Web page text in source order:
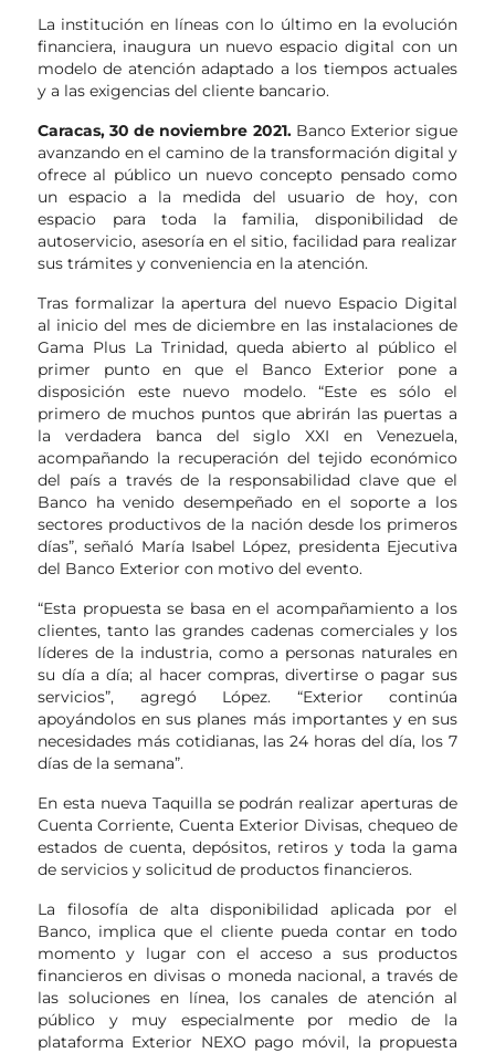
La institución en líneas con lo último en la evolución
financiera, inaugura un nuevo espacio digital con un
modelo de atención adaptado a los tiempos actuales
y a las exigencias del cliente bancario.
Caracas, 30 de noviembre 2021.Banco Exterior sigue
avanzando en el camino de la transformación digital y
ofrece al público un nuevo concepto pensado como
un espacio a la medida del usuario de hoy, con
espacio para toda la familia, disponibilidad de
autoservicio, asesoría en el sitio, facilidad para realizar
sus trámites y conveniencia en la atención.
Tras formalizar la apertura del nuevo Espacio Digital
al inicio del mes de diciembre en las instalaciones de
Gama Plus La Trinidad, queda abierto al público el
primer punto en que el Banco Exterior pone a
disposición este nuevo modelo. “Este es sólo el
primero de muchos puntos que abrirán las puertas a
la verdadera banca del siglo XXI en Venezuela,
acompañando la recuperación del tejido económico
del país a través de la responsabilidad clave que el
Banco ha venido desempeñado en el soporte a los
sectores productivos de la nación desde los primeros
días”, señaló María Isabel López, presidenta Ejecutiva
del Banco Exterior con motivo del evento.
“Esta propuesta se basa en el acompañamiento a los
clientes, tanto las grandes cadenas comerciales y los
líderes de la industria, como a personas naturales en
su día a día; al hacer compras, divertirse o pagar sus
servicios”, agregó López. “Exterior continúa
apoyándolos en sus planes más importantes y en sus
necesidades más cotidianas, las 24 horas del día, los 7
días de la semana”.
En esta nueva Taquilla se podrán realizar aperturas de
Cuenta Corriente, Cuenta Exterior Divisas, chequeo de
estados de cuenta, depósitos, retiros y toda la gama
de servicios y solicitud de productos financieros.
La filosofía de alta disponibilidad aplicada por el
Banco, implica que el cliente pueda contar en todo
momento y lugar con el acceso a sus productos
financieros en divisas o moneda nacional, a través de
las soluciones en línea, los canales de atención al
público y muy especialmente por medio de la
plataforma Exterior NEXO pago móvil, la propuesta